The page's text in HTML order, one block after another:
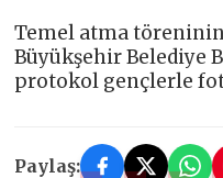
Temel atma töreninin
Büyükşehir Belediye
protokol gençlerle
Paylaş: